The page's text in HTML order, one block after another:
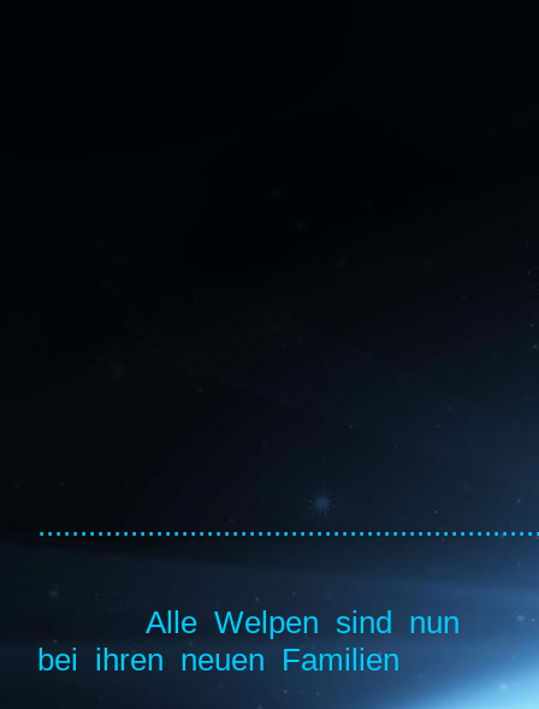
Alle Welpen sind nun
bei ihren neuen Familien